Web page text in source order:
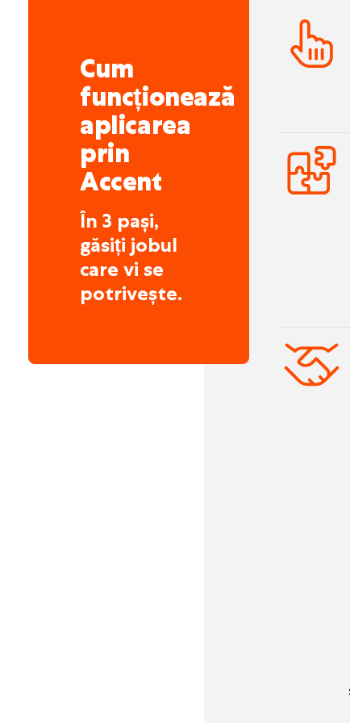
noastre puternice, căutăm colegi noi care să
valorile noastre și să participe la scrierea
Cum
funcționează
aplicarea
prin
Accent
În 3 pași,
găsiți jobul
care vi se
potrivește.